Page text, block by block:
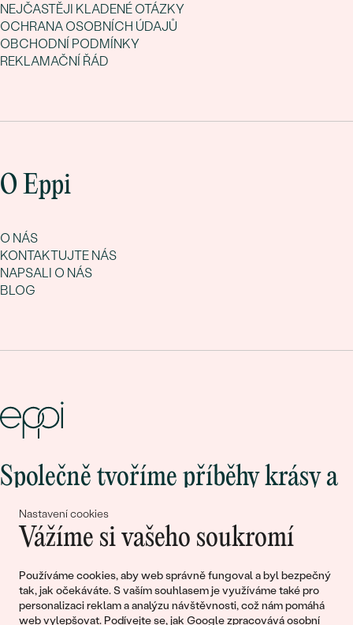
Nastavení cookies
Vážíme si vašeho soukromí
Používáme cookies, aby web správně fungoval a byl bezpečný
tak, jak očekáváte. S vaším souhlasem je využíváme také pro
personalizaci reklam a analýzu návštěvnosti, což nám pomáhá
web vylepšovat. Podívejte se, jak Google zpracovává osobní
NEJČASTĚJI KLADENÉ OTÁZKY
OCHRANA OSOBNÍCH ÚDAJŮ
OBCHODNÍ PODMÍNKY
REKLAMAČNÍ ŘÁD
O Eppi
O NÁS
KONTAKTUJTE NÁS
NAPSALI O NÁS
BLOG
Společně tvoříme příběhy krásy a
lásky
Připojte se k nám!